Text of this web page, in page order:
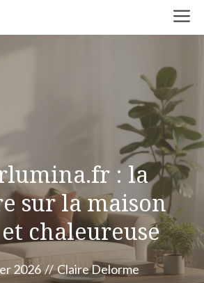
: la
sur la maison
chaleureuse
2026 // Claire Delorme